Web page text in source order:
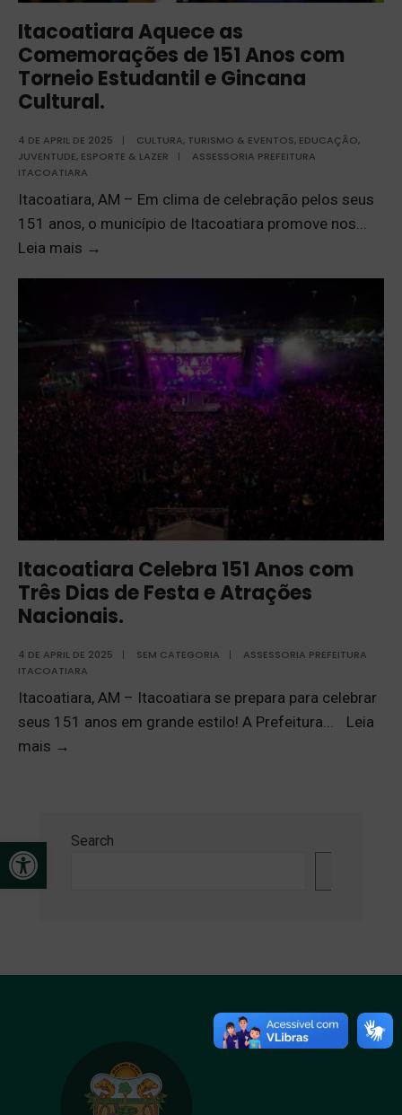
Open toolbar
Itacoatiara Aquece as
Comemorações de 151 Anos com
Torneio Estudantil e Gincana
Cultural.
4 DE APRIL DE 2025 | CULTURA, TURISMO & EVENTOS, EDUCAÇÃO,
JUVENTUDE, ESPORTE & LAZER
|
ASSESSORIA PREFEITURA
ITACOATIARA
Itacoatiara, AM – Em clima de celebração pelos seus
151 anos, o município de Itacoatiara promove nos...
Leia mais →
Itacoatiara Celebra 151 Anos com
Três Dias de Festa e Atrações
Nacionais.
4 DE APRIL DE 2025 | SEM CATEGORIA |
ASSESSORIA PREFEITURA
ITACOATIARA
Itacoatiara, AM – Itacoatiara se prepara para celebrar
seus 151 anos em grande estilo! A Prefeitura
Leia
mais →
Search